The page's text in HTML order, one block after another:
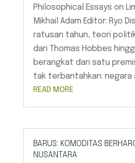
Philosophical Essays on
Mikhail Adam Editor: Ryo
ratusan tahun, teori
dari Thomas Hobbes
berangkat dari satu
tak terbantahkan: negara
READ MORE
BARUS: KOMODITAS
NUSANTARA